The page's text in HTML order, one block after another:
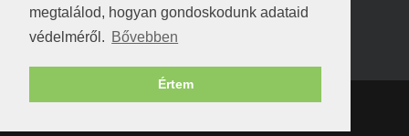
megtalálod, hogyan gondoskodunk adataid
védelméről. Bővebben
Értem
Béke:
!fasza Örültem is nagyon, amikor
Copyright © 1998-2026 v8cars.huT|Szerzői jogok